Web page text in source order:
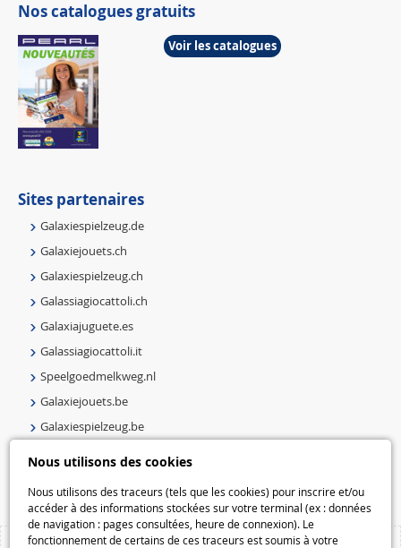
Nous utilisons des cookies
Nous utilisons des traceurs (tels que les cookies) pour inscrire et/ou
accéder à des informations stockées sur votre terminal (ex : données
de navigation : pages consultées, heure de connexion). Le
fonctionnement de certains de ces traceurs est soumis à votre
Nos catalogues gratuits
Voir les catalogues
Sites partenaires
Galaxiespielzeug.de
Galaxiejouets.ch
Galaxiespielzeug.ch
Galassiagiocattoli.ch
Galaxiajuguete.es
Galassiagiocattoli.it
Speelgoedmelkweg.nl
Galaxiejouets.be
Galaxiespielzeug.be